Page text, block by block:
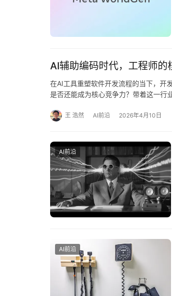
AI辅助编码时代，工程师
在AI工具重塑软件开发流程的当下，开
是否还能成为核心竞争力？带着这一行
王 浩然 AI前沿 2026年4月10日
AI前沿
AI前沿